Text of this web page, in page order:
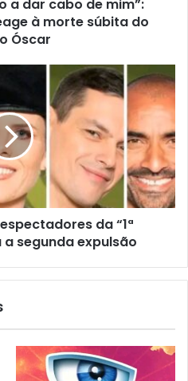
a dar cabo de mim”:
à morte súbita do
Óscar
da “1ª
segunda expulsão